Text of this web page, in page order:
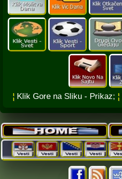
¦ Klik Gore na Sliku - Prikaz; ¦